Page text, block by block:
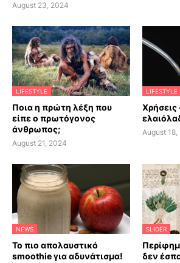
August 23, 2024
LIFESTYLE
Ποια η πρώτη λέξη που
είπε ο πρωτόγονος
άνθρωπος;
August 21, 2024
LIFESTYLE
Χρήσεις
August 18,
NEWS
Το πιο απολαυστικό
smoothie για αδυνάτισμα!
SLIDER
δεν